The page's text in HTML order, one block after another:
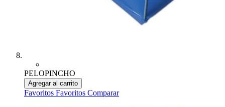
PELOPINCHO
Agregar al carrito
Favoritos Favoritos Comparar